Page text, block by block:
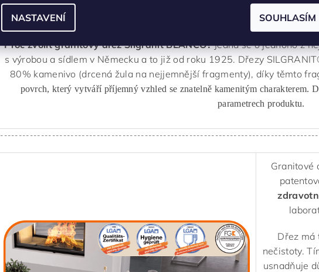
vodovodnímibateriemi ve stejné úpravě a volitelně si lze také zvolit
různých kombinací
pracovní desky a dřezu můžete využít
Proč zvolit granitový dřez Silgranit BLANCO?Jedná se o jednoho z
s výrobou a sídlem v Německu a to již od roku 1925. Dřezy
80% kamenivo (drcená žula na nejjemnější fragmenty), díky těmto
povrch, který vytváří příjemný vzhled se znatelně kamenitým charakterem.
parametrech produktu.
Granitové
Dřez má
nečistoty.
usnadňuje
NASTAVENÍ SOUHLASÍM